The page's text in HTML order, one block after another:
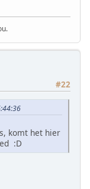
#22
komt het hier
:D